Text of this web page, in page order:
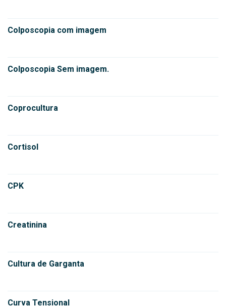
Colposcopia com imagem
Colposcopia Sem imagem.
Coprocultura
Cortisol
CPK
Creatinina
Cultura de Garganta
Curva Tensional